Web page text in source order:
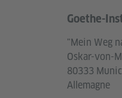
Service- undGoethe-
"Mein Weg
Oskar-von-
80333
Allemagne